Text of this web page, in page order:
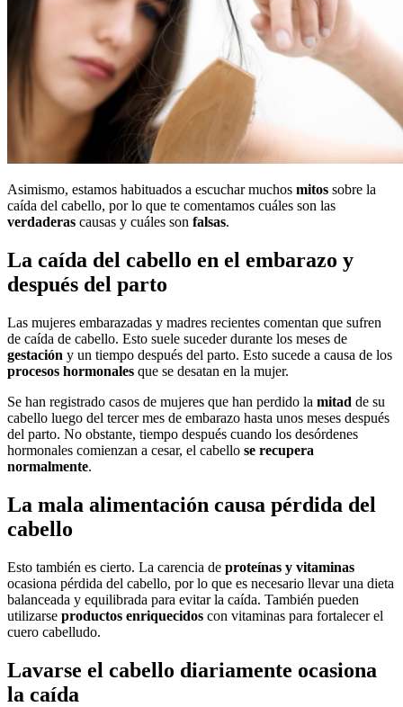
Asimismo, estamos habituados a escuchar muchos mitos sobre la
caída del cabello, por lo que te comentamos cuáles son las
verdaderas causas y cuáles son falsas.
La caída del cabello en el embarazo y
después del parto
Las mujeres embarazadas y madres recientes comentan que sufren
de caída de cabello. Esto suele suceder durante los meses de
gestación y un tiempo después del parto. Esto sucede a causa de los
procesos hormonales que se desatan en la mujer.
Se han registrado casos de mujeres que han perdido la mitad de su
cabello luego del tercer mes de embarazo hasta unos meses después
del parto. No obstante, tiempo después cuando los desórdenes
hormonales comienzan a cesar, el cabello se recupera
normalmente.
La mala alimentación causa pérdida del
cabello
Esto también es cierto. La carencia de proteínas y vitaminas
ocasiona pérdida del cabello, por lo que es necesario llevar una dieta
balanceada y equilibrada para evitar la caída. También pueden
utilizarse productos enriquecidos con vitaminas para fortalecer el
cuero cabelludo.
Lavarse el cabello diariamente ocasiona
la caída